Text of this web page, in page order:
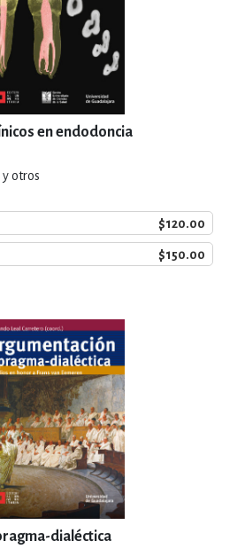
en endodoncia
otros
$120.00
$150.00
dialéctica